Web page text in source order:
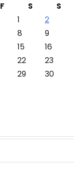
F S
S
1
2
8
9
15
16
22
23
29
30